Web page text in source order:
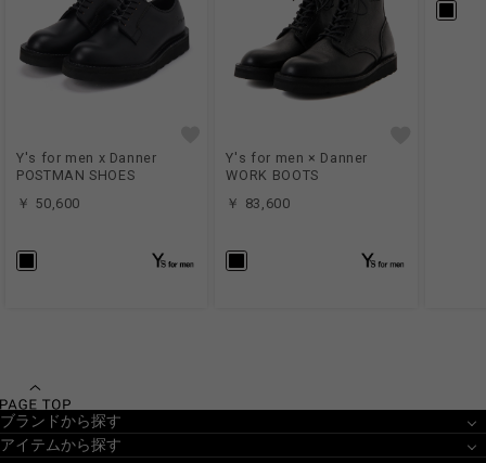
Y's for men x Danner
POSTMAN SHOES
￥ 50,600
Y's for men × Danner
WORK BOOTS
￥ 83,600
ブランドから探す
アイテムから探す